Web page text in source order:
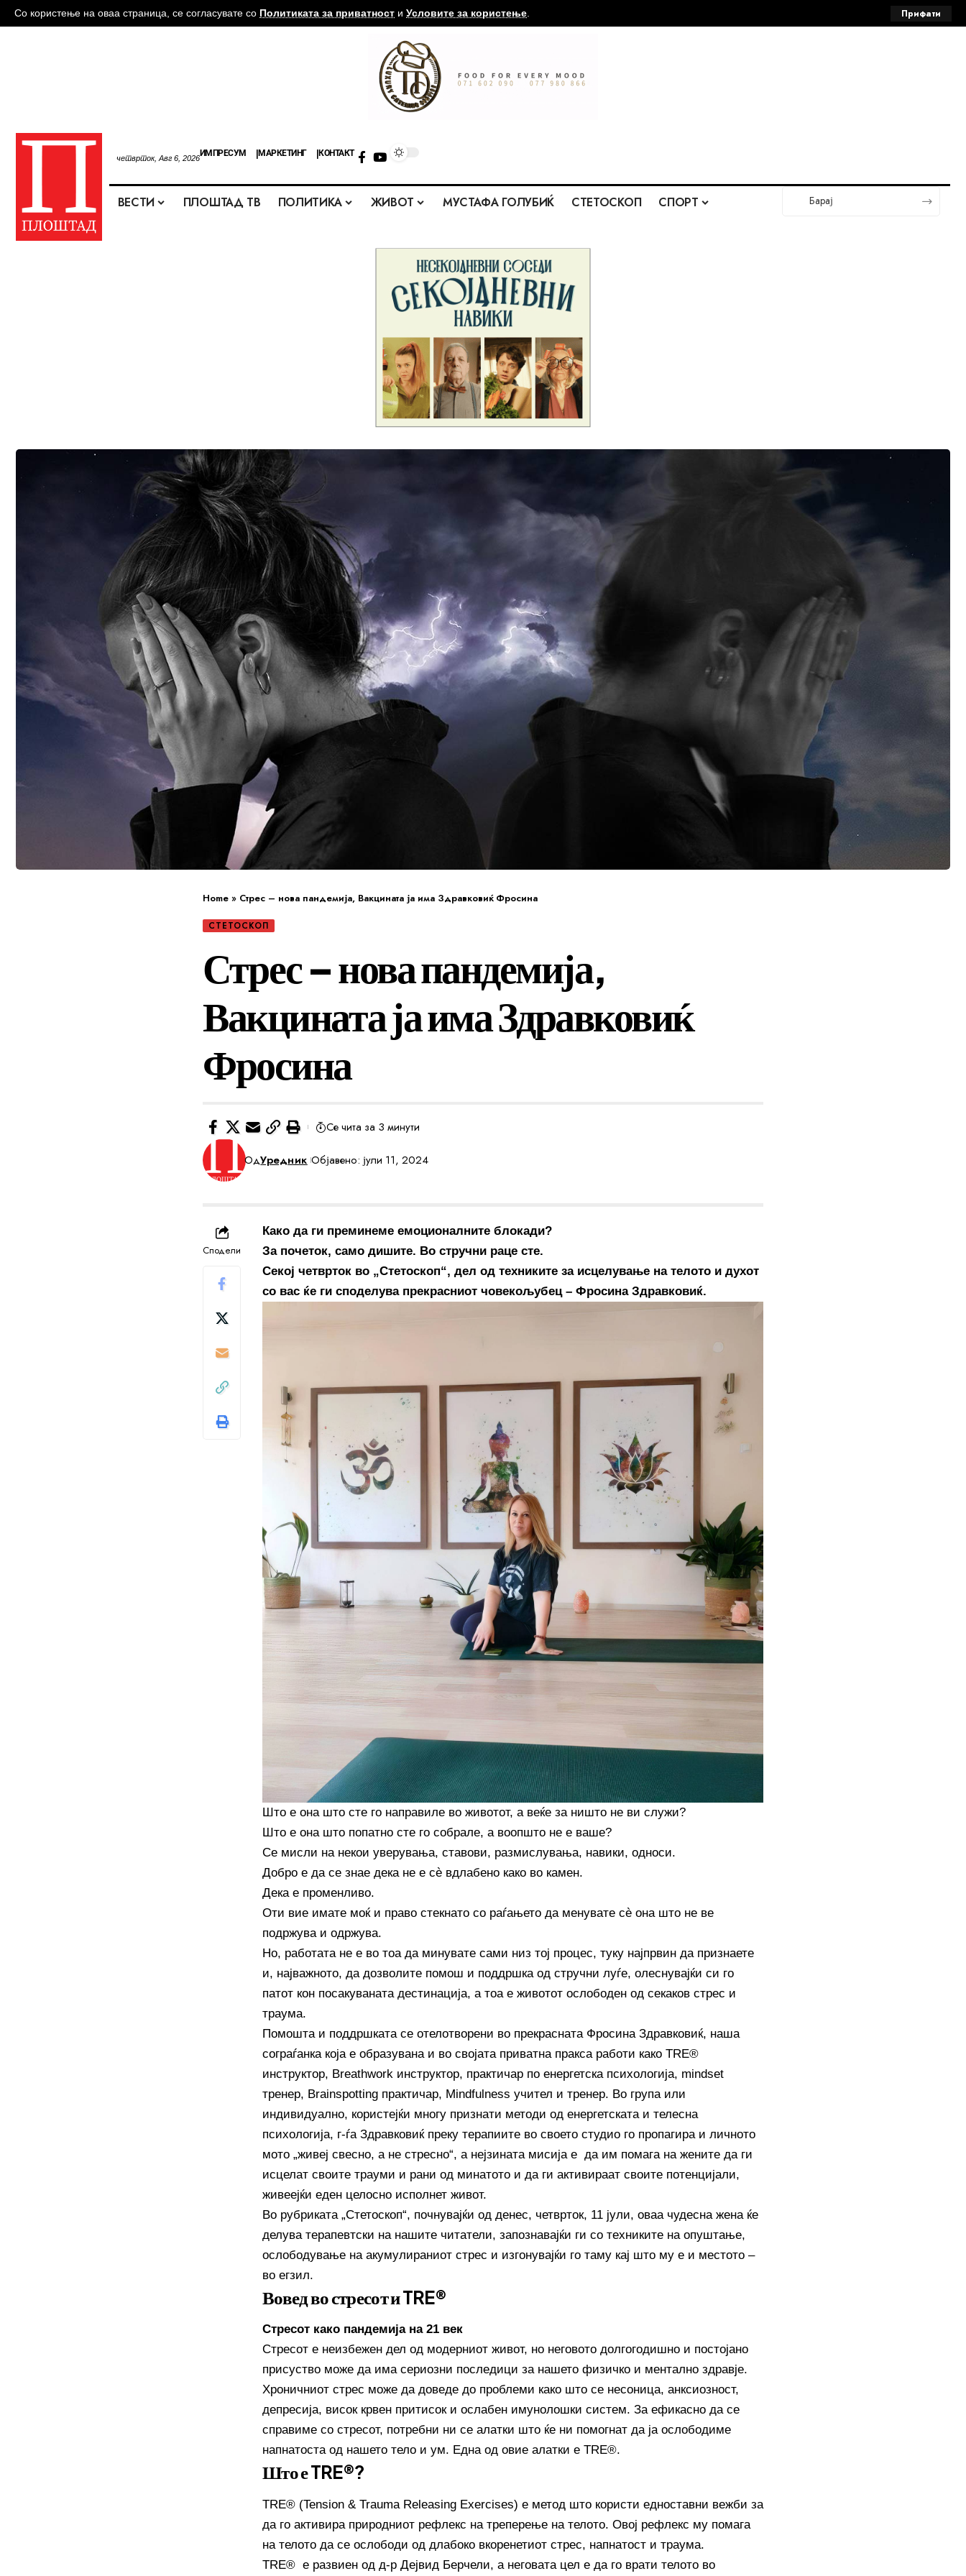
Со користење на оваа страница, се согласувате со Политиката за приватност и Условите за користење. Прифати
четврток, Авг 6, 2026ИМПРЕСУМ МАРКЕТИНГ КОНТАКТ
ВЕСТИ ПЛОШТАД ТВ ПОЛИТИКА ЖИВОТ МУСТАФА ГОЛУБИЌ СТЕТОСКОП СПОРТ
Home » Стрес – нова пандемија, Вакцината ја има Здравковиќ Фросина
СТЕТОСКОП
Стрес – нова пандемија,
Вакцината ја има Здравковиќ
Фросина
ОдУредник Објавено: јули 11, 2024
Се чита за 3 минути
Сподели
Како да ги преминеме емоционалните блокади?
За почеток, само дишите. Во стручни раце сте.
Секој четврток во „Стетоскоп“, дел од техниките за исцелување на телото и духот
со вас ќе ги споделува прекрасниот човекољубец – Фросина Здравковиќ.
Што е она што сте го направиле во животот, а веќе за ништо не ви служи?
Што е она што попатно сте го собрале, а воопшто не е ваше?
Се мисли на некои уверувања, ставови, размислувања, навики, односи.
Добро е да се знае дека не е сè вдлабено како во камен.
Дека е променливо.
Оти вие имате моќ и право стекнато со раѓањето да менувате сè она што не ве
подржува и одржува.
Но, работата не е во тоа да минувате сами низ тој процес, туку најпрвин да признаете
и, најважното, да дозволите помош и поддршка од стручни луѓе, олеснувајќи си го
патот кон посакуваната дестинација, а тоа е животот ослободен од секаков стрес и
траума.
Помошта и поддршката се отелотворени во прекрасната Фросина Здравковиќ, наша
сограѓанка која е образувана и во својата приватна пракса работи како TRE®
инструктор, Breathwork инструктор, практичар по енергетска психологија, mindset
тренер, Brainspotting практичар, Mindfulness учител и тренер. Во група или
индивидуално, користејќи многу признати методи од енергетската и телесна
психологија, г-ѓа Здравковиќ преку терапиите во своето студио го пропагира и личното
мото „живеј свесно, а не стресно“, а нејзината мисија е да им помага на жените да ги
исцелат своите трауми и рани од минатото и да ги активираат своите потенцијали,
живеејќи еден целосно исполнет живот.
Во рубриката „Стетоскоп“, почнувајќи од денес, четврток, 11 јули, оваа чудесна жена ќе
делува терапевтски на нашите читатели, запознавајќи ги со техниките на опуштање,
ослободување на акумулираниот стрес и изгонувајќи го таму кај што му е и местото –
во егзил.
Вовед во стресот и TRE®
Стресот како пандемија на 21 век
Стресот е неизбежен дел од модерниот живот, но неговото долгогодишно и постојано
присуство може да има сериозни последици за нашето физичко и ментално здравје.
Хроничниот стрес може да доведе до проблеми како што се несоница, анксиозност,
депресија, висок крвен притисок и ослабен имунолошки систем. За ефикасно да се
справиме со стресот, потребни ни се алатки што ќе ни помогнат да ја ослободиме
напнатоста од нашето тело и ум. Една од овие алатки е TRE®.
Што е TRE®?
TRE® (Tension & Trauma Releasing Exercises) е метод што користи едноставни вежби за
да го активира природниот рефлекс на треперење на телото. Овој рефлекс му помага
на телото да се ослободи од длабоко вкоренетиот стрес, напнатост и траума.
TRE® е развиен од д-р Дејвид Берчели, а неговата цел е да го врати телото во